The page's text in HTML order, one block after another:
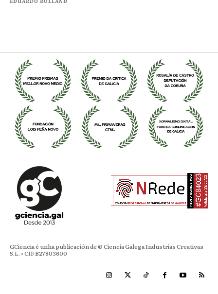
GCiencia é unha publicación de © Ciencia Galega Industrias Creativas
S.L. • CIF B27803600